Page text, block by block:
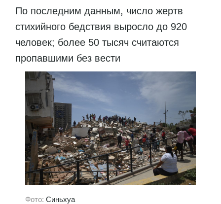
По последним данным, число жертв
стихийного бедствия выросло до 920
человек; более 50 тысяч считаются
пропавшими без вести
Фото: Синьхуа